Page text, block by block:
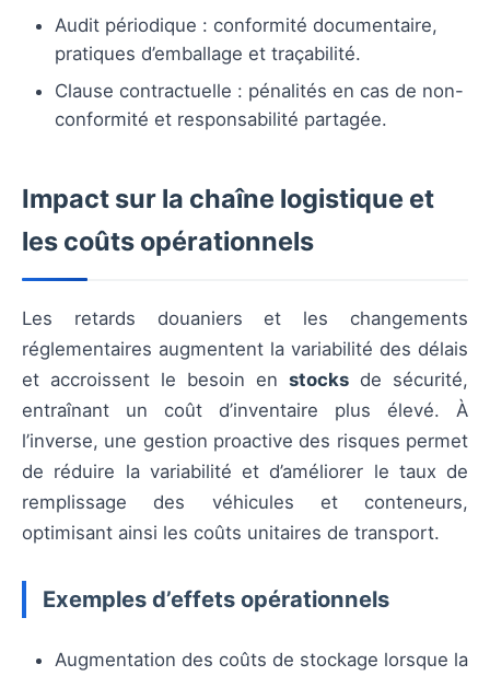
Audit périodique : conformité documentaire,
pratiques d’emballage et traçabilité.
Clause contractuelle : pénalités en cas de non-
conformité et responsabilité partagée.
Impact sur la chaîne logistique et
les coûts opérationnels
Les retards douaniers et les changements
réglementaires augmentent la variabilité des délais
et accroissent le besoin en stocks de sécurité,
entraînant un coût d’inventaire plus élevé. À
l’inverse, une gestion proactive des risques permet
de réduire la variabilité et d’améliorer le taux de
remplissage des véhicules et conteneurs,
optimisant ainsi les coûts unitaires de transport.
Exemples d’effets opérationnels
Augmentation des coûts de stockage lorsque la